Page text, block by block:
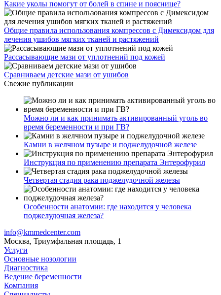
Какие уколы помогут от болей в спине и пояснице?
Общие правила использования компрессов с Димексидом для
лечения ушибов мягких тканей и растяжений
Рассасывающие мази от уплотнений под кожей
Сравниваем детские мази от ушибов
Свежие публикации
Можно ли и как принимать активированный уголь во
время беременности и при ГВ?
Камни в желчном пузыре и поджелудочной железе
Инструкция по применению препарата Энтерофурил
Четвертая стадия рака поджелудочной железы
Особенности анатомии: где находится у человека
поджелудочная железа?
info@kmmedcenter.com
Москва, Триумфальная площадь, 1
Услуги
Основные нозологии
Диагностика
Ведение беременности
Компания